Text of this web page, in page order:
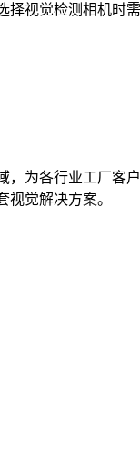
视觉检测相机时
为各行业工厂客
觉解决方案​。